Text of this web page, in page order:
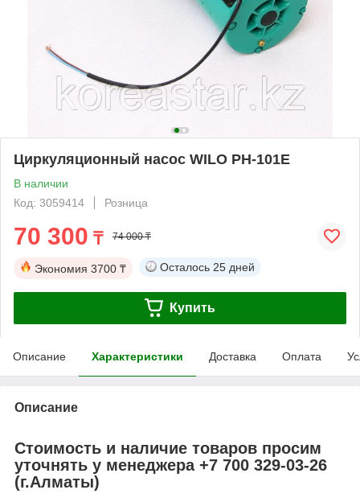
Циркуляционный насос WILO PH-101E
В наличии
Код: 3059414
Розница
70 300 ₸ 74 000 ₸
Экономия 3700 ₸ Осталось 25 дней
Купить
Описание Характеристики Доставка Оплата
Описание
Стоимость и наличие товаров просим
уточнять у менеджера+7 700 329-03-26
(г.Алматы)